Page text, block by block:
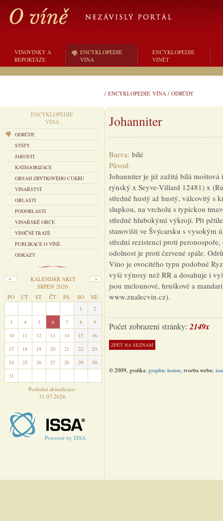
VÍNOVINKY A
REPORTÁŽE
ENCYKLOPEDIE
VÍNA
ENCYKLOPEDIE
VINĚT
/ ENCYKLOPEDIE VÍNA / ODRŮDY
ENCYKLOPEDIE
VÍNA
ODRŮDY
STÁTY
JAKOSTI
KATEGORIZACE
OBSAH ZBYTKOVÉHO CUKRU
VINAŘSTVÍ
OBLASTI
PODOBLASTI
VINAŘSKÉ OBCE
VINIČNÍ TRATĚ
PUBLIKACE O VÍNĚ
ODKAZY
KALENDÁŘ AKCÍ
SRPEN 2026
PO
ÚT ST ČT PÁ SO NE
1
2
3
4 5 6 7 8
9
10
11 12 13 14 15
16
17
18 19 20 21 22
23
24
25 26 27 28 29
30
31
Poslední aktualizace:
31.07.2026
Powered by ISSA
Johanniter
Barva: bílé
Původ:
Johanniter je již zažitá bílá
rýnský x Seyve-Villard 12481) x
středně hustý až hustý, válcovitý s
slupkou, na vrcholu s typickou
středně hlubokými výkroji. Při
stanovišti ve Švýcarsku s vysokým
střední rezistenci proti
odolnost je proti červené spále.
Víno je ovocitého typu podobné
vyší výnosy než RR a dosahuje i
jsou melounové, hruškové a
www.znalecvin.cz).
Počet zobrazení stránky:2149x
© 2009, grafika: graphic house, tvorba webu: